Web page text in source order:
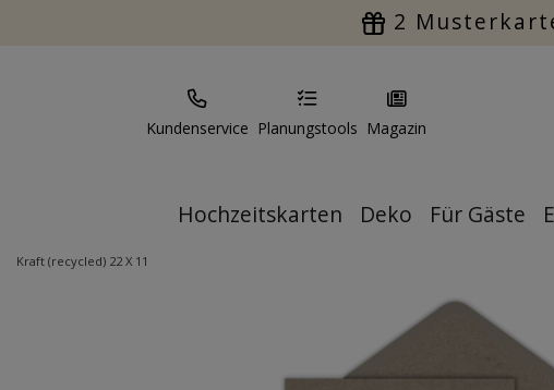
2
Kundenservice Planungstools Magazin
Hochzeitskarten Deko Für Gäste
Kraft (recycled) 22 X 11